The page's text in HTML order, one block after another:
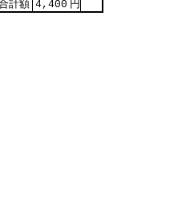
計額 4,400 円